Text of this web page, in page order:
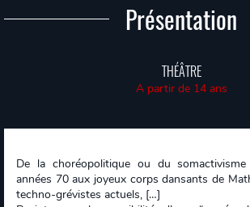
Présentation
THÉÂTRE
A partir de 14 ans
De la choréopolitique ou du
années 70 aux joyeux corps dansants de
techno-grévistes actuels, […]